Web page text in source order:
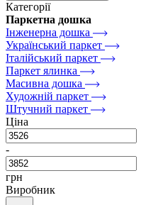
Категорії
Паркетна дошка
Інженерна дошка
Український паркет
Італійський паркет
Паркет ялинка
Масивна дошка
Художній паркет
Штучний паркет
Ціна
-
грн
Виробник